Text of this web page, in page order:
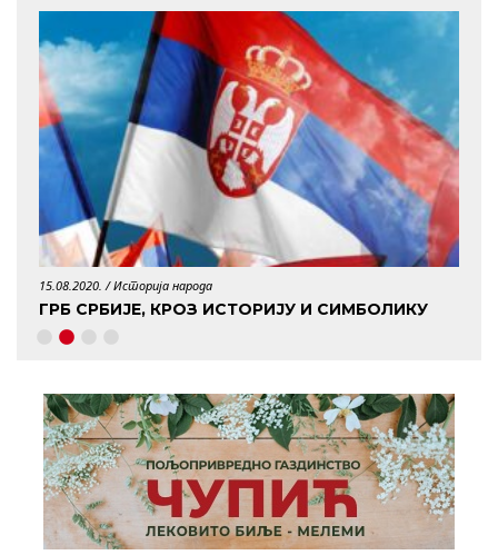
15.08.2020. /Историја народа
ГРБ СРБИЈЕ, КРОЗ ИСТОРИЈУ И СИМБОЛИКУ